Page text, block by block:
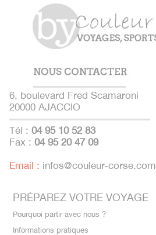
6, boulevard Fred Scamaroni
20000 AJACCIO
Tél : 04 95 10 52 83
Fax : 04 95 20 47 09
Email : infos@couleur-corse.com
PRÉPAREZ VOTRE VOYAGE
Pourquoi partir avec nous ?
Informations pratiques